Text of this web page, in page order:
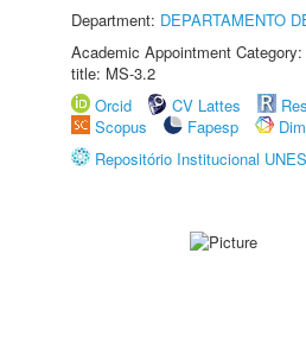
Department: DEPARTAMENTO
Academic Appointment
title: MS-3.2
Orcid
CV Lattes
Scopus
Fapesp
Repositório Institucional